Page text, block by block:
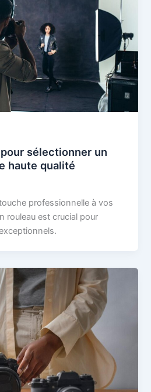
sélectionner un
haute qualité
professionnelle à vos
rouleau est crucial pour